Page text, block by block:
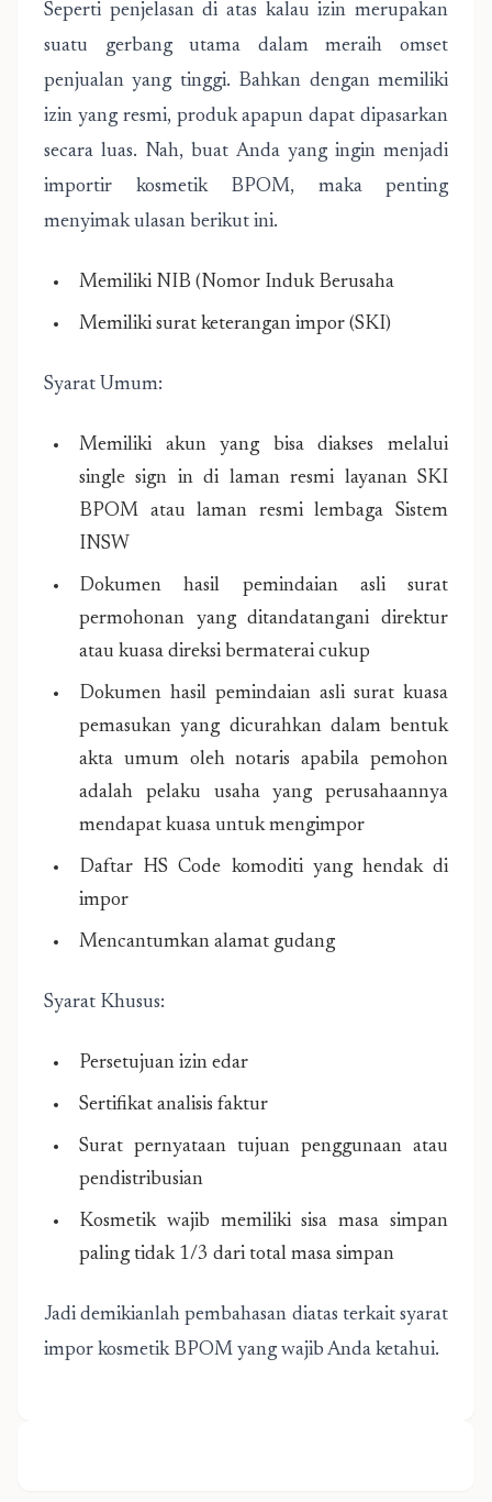
Seperti penjelasan di atas kalau izin merupakan
suatu gerbang utama dalam meraih omset
penjualan yang tinggi. Bahkan dengan memiliki
izin yang resmi, produk apapun dapat dipasarkan
secara luas. Nah, buat Anda yang ingin menjadi
importir kosmetik BPOM, maka penting
menyimak ulasan berikut ini.
Memiliki NIB (Nomor Induk Berusaha
Memiliki surat keterangan impor (SKI)
Syarat Umum:
Memiliki akun yang bisa diakses melalui
single sign in di laman resmi layanan SKI
BPOM atau laman resmi lembaga Sistem
INSW
Dokumen hasil pemindaian asli surat
permohonan yang ditandatangani direktur
atau kuasa direksi bermaterai cukup
Dokumen hasil pemindaian asli surat kuasa
pemasukan yang dicurahkan dalam bentuk
akta umum oleh notaris apabila pemohon
adalah pelaku usaha yang perusahaannya
mendapat kuasa untuk mengimpor
Daftar HS Code komoditi yang hendak di
impor
Mencantumkan alamat gudang
Syarat Khusus:
Persetujuan izin edar
Sertifikat analisis faktur
Surat pernyataan tujuan penggunaan atau
pendistribusian
Kosmetik wajib memiliki sisa masa simpan
paling tidak 1/3 dari total masa simpan
Jadi demikianlah pembahasan diatas terkait syarat
impor kosmetik BPOM yang wajib Anda ketahui.